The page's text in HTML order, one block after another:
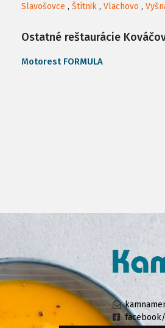
Slavošovce , Štítnik , Vlachovo ,
Ostatné reštaurácie
Motorest FORMULA